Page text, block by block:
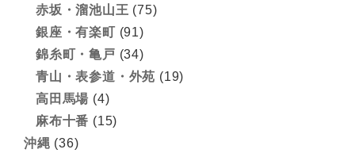
赤坂・溜池山王 (75)
銀座・有楽町 (91)
錦糸町・亀戸 (34)
青山・表参道・外苑 (19)
高田馬場 (4)
麻布十番 (15)
沖縄 (36)